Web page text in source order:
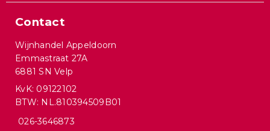
Contact
Wijnhandel Appeldoorn
Emmastraat 27A
6881 SN Velp
KvK: 09122102
BTW: NL.810394509B01
026-3646873